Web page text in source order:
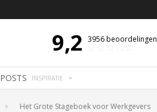
9,2 3956beoordelingen
POSTS INSPIRATIE
Het Grote Stageboek voor Werkgevers